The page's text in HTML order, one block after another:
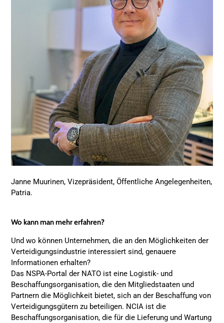
Janne Muurinen, Vizepräsident, Öffentliche Angelegenheiten,
Patria.
Wo kann man mehr erfahren?
Und wo können Unternehmen, die an den Möglichkeiten der
Verteidigungsindustrie interessiert sind, genauere
Informationen erhalten?
Das NSPA-Portal der NATO ist eine Logistik- und
Beschaffungsorganisation, die den Mitgliedstaaten und
Partnern die Möglichkeit bietet, sich an der Beschaffung von
Verteidigungsgütern zu beteiligen. NCIA ist die
Beschaffungsorganisation, die für die Lieferung und Wartung